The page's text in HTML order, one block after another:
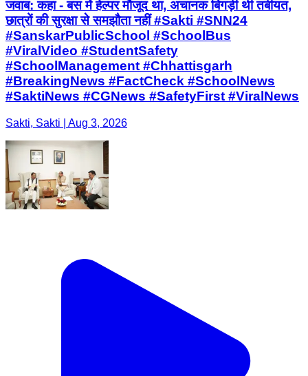
जवाब: कहा - बस में हेल्पर मौजूद था, अचानक बिगड़ी थी तबीयत,
छात्रों की सुरक्षा से समझौता नहीं #Sakti #SNN24
#SanskarPublicSchool #SchoolBus
#ViralVideo #StudentSafety
#SchoolManagement #Chhattisgarh
#BreakingNews #FactCheck #SchoolNews
#SaktiNews #CGNews #SafetyFirst #ViralNews
Sakti, Sakti | Aug 3, 2026